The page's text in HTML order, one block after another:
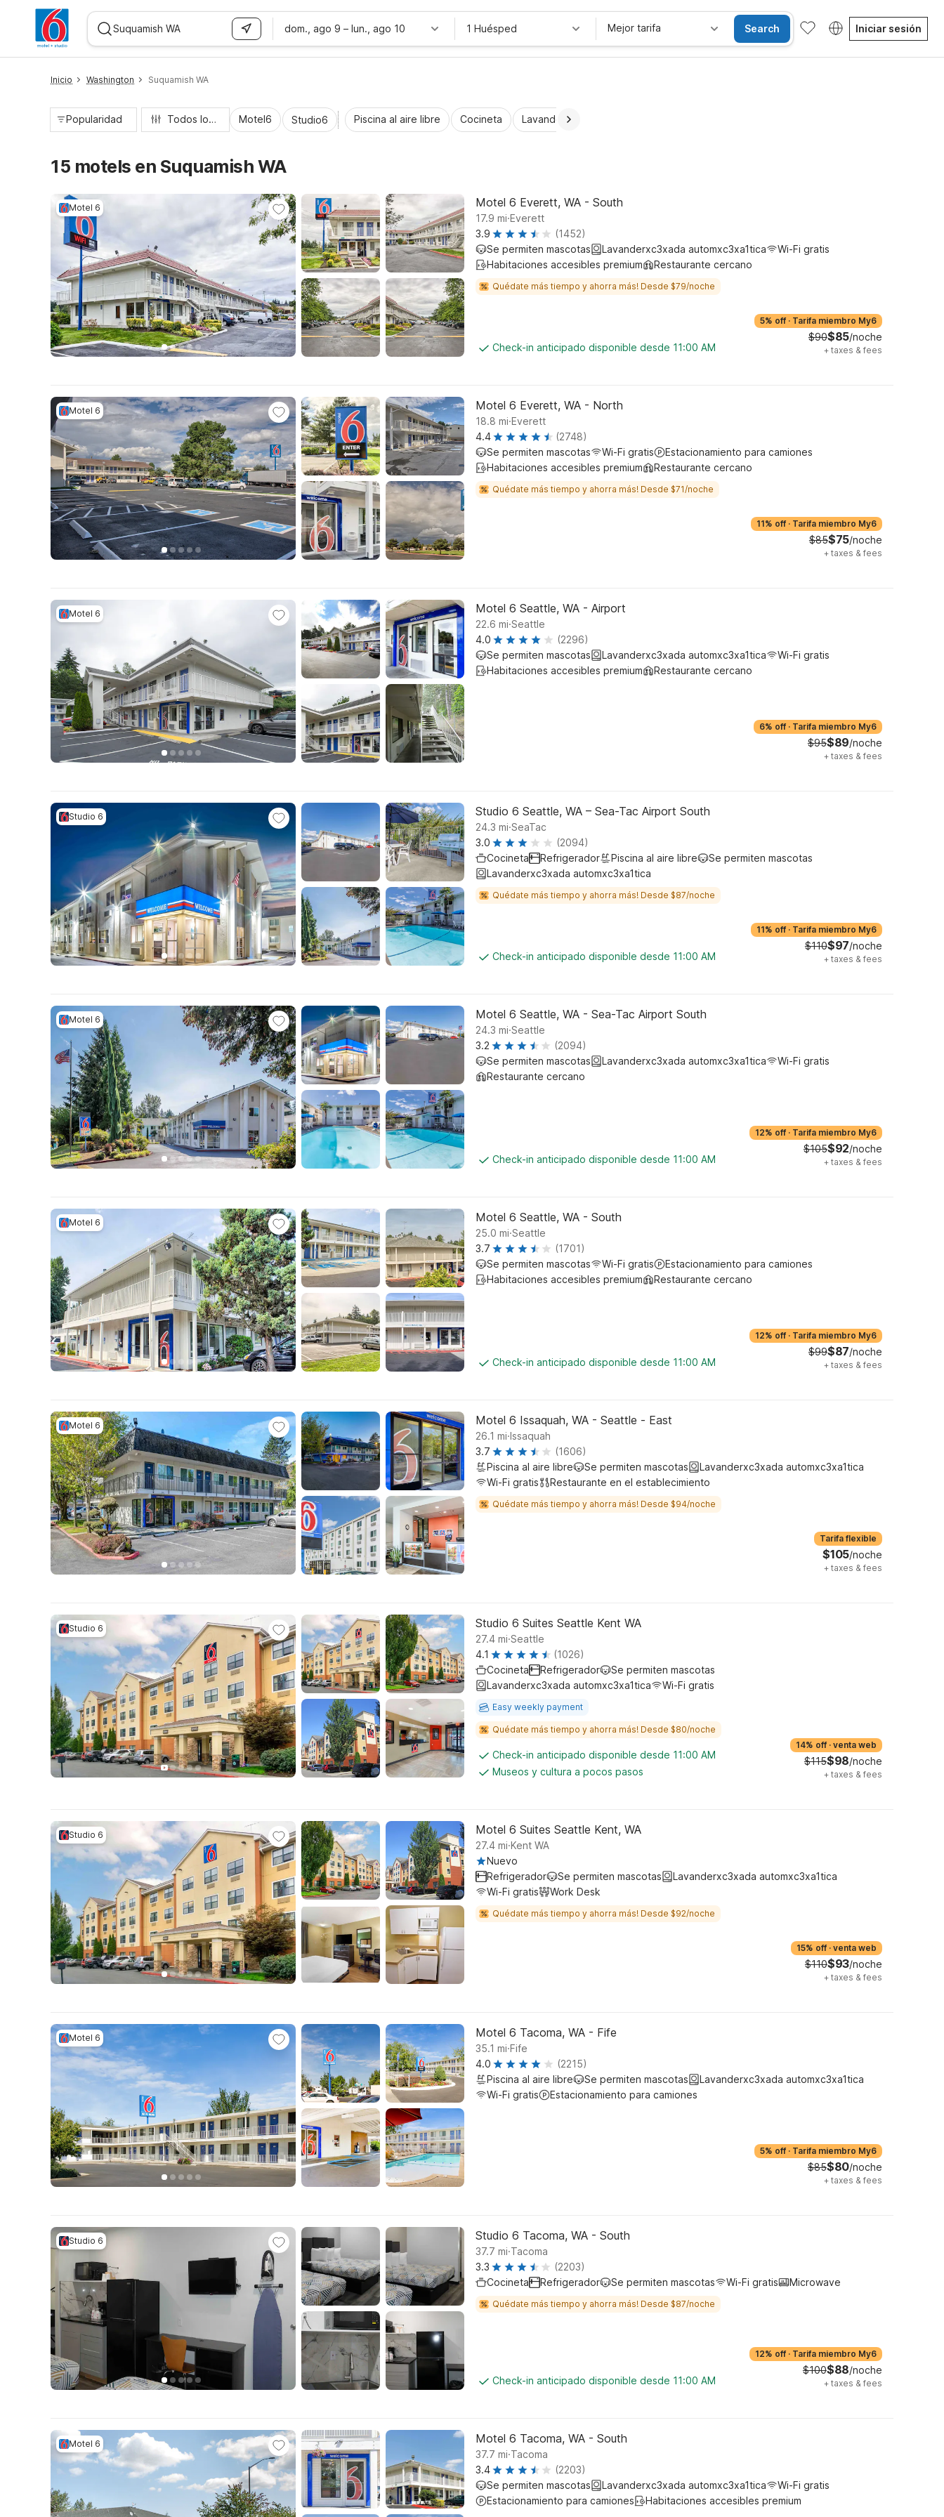
dom., ago 9 – lun., ago 10 1 Huésped Mejor tarifa Search Iniciar sesión
Inicio Washington Suquamish WA
Popularidad Todos los filtros Motel6 Studio6 Piscina al aire libre Cocineta Lavandería automática
15 motels en Suquamish WA
Motel 6 Motel 6 Everett, WA - South
17.9 mi.Everett
3.9
(1452)
Se permiten mascotas
Lavanderxc3xada automxc3xa1tica
Wi-Fi gratis
Habitaciones accesibles premium
Restaurante cercano
Quédate más tiempo y ahorra más! Desde $79/noche
Check-in anticipado disponible desde 11:00 AM
5% off · Tarifa miembro My6
$90$85/noche
+ taxes & fees
Motel 6 Motel 6 Everett, WA - North
18.8 mi.Everett
4.4
(2748)
Se permiten mascotas
Wi-Fi gratis
Estacionamiento para camiones
Habitaciones accesibles premium
Restaurante cercano
Quédate más tiempo y ahorra más! Desde $71/noche
11% off · Tarifa miembro My6
$85$75/noche
+ taxes & fees
Motel 6 Motel 6 Seattle, WA - Airport
22.6 mi.Seattle
4.0
(2296)
Se permiten mascotas
Lavanderxc3xada automxc3xa1tica
Wi-Fi gratis
Habitaciones accesibles premium
Restaurante cercano
6% off · Tarifa miembro My6
$95$89/noche
+ taxes & fees
Studio 6 Studio 6 Seattle, WA – Sea-Tac Airport South
24.3 mi.SeaTac
3.0
(2094)
Cocineta
Refrigerador Piscina al aire libre
Se permiten mascotas
Lavanderxc3xada automxc3xa1tica
Quédate más tiempo y ahorra más! Desde $87/noche
Check-in anticipado disponible desde 11:00 AM
11% off · Tarifa miembro My6
$110$97/noche
+ taxes & fees
Motel 6 Motel 6 Seattle, WA - Sea-Tac Airport South
24.3 mi.Seattle
3.2
(2094)
Se permiten mascotas
Lavanderxc3xada automxc3xa1tica
Wi-Fi gratis
Restaurante cercano
Check-in anticipado disponible desde 11:00 AM
12% off · Tarifa miembro My6
$105$92/noche
+ taxes & fees
Motel 6 Motel 6 Seattle, WA - South
25.0 mi.Seattle
3.7
(1701)
Se permiten mascotas
Wi-Fi gratis
Estacionamiento para camiones
Habitaciones accesibles premium
Restaurante cercano
Check-in anticipado disponible desde 11:00 AM
12% off · Tarifa miembro My6
$99$87/noche
+ taxes & fees
Motel 6 Motel 6 Issaquah, WA - Seattle - East
26.1 mi.Issaquah
3.7
(1606)
Piscina al aire libre
Se permiten mascotas
Lavanderxc3xada automxc3xa1tica
Wi-Fi gratis
Restaurante en el establecimiento
Quédate más tiempo y ahorra más! Desde $94/noche
Tarifa flexible
$105/noche
+ taxes & fees
Studio 6 Studio 6 Suites Seattle Kent WA
27.4 mi.Seattle
4.1
(1026)
Cocineta
Refrigerador
Se permiten mascotas
Lavanderxc3xada automxc3xa1tica
Wi-Fi gratis
Easy weekly payment
Quédate más tiempo y ahorra más! Desde $80/noche
Check-in anticipado disponible desde 11:00 AM
Museos y cultura a pocos pasos
14% off · venta web
$115$98/noche
+ taxes & fees
Studio 6 Motel 6 Suites Seattle Kent, WA
27.4 mi.Kent WA
Nuevo
Refrigerador
Se permiten mascotas
Lavanderxc3xada automxc3xa1tica
Wi-Fi gratis
Work Desk
Quédate más tiempo y ahorra más! Desde $92/noche
15% off · venta web
$110$93/noche
+ taxes & fees
Motel 6 Motel 6 Tacoma, WA - Fife
35.1 mi.Fife
4.0
(2215)
Piscina al aire libre
Se permiten mascotas
Lavanderxc3xada automxc3xa1tica
Wi-Fi gratis
Estacionamiento para camiones
5% off · Tarifa miembro My6
$85$80/noche
+ taxes & fees
Studio 6 Studio 6 Tacoma, WA - South
37.7 mi.Tacoma
3.3
(2203)
Cocineta
Refrigerador Se permiten mascotas Wi-Fi gratis Microwave
Quédate más tiempo y ahorra más! Desde $87/noche
Check-in anticipado disponible desde 11:00 AM
12% off · Tarifa miembro My6
$100$88/noche
+ taxes & fees
Motel 6 Motel 6 Tacoma, WA - South
37.7 mi.Tacoma
3.4
(2203)
Se permiten mascotas
Lavanderxc3xada automxc3xa1tica
Wi-Fi gratis
Estacionamiento para camiones
Habitaciones accesibles premium